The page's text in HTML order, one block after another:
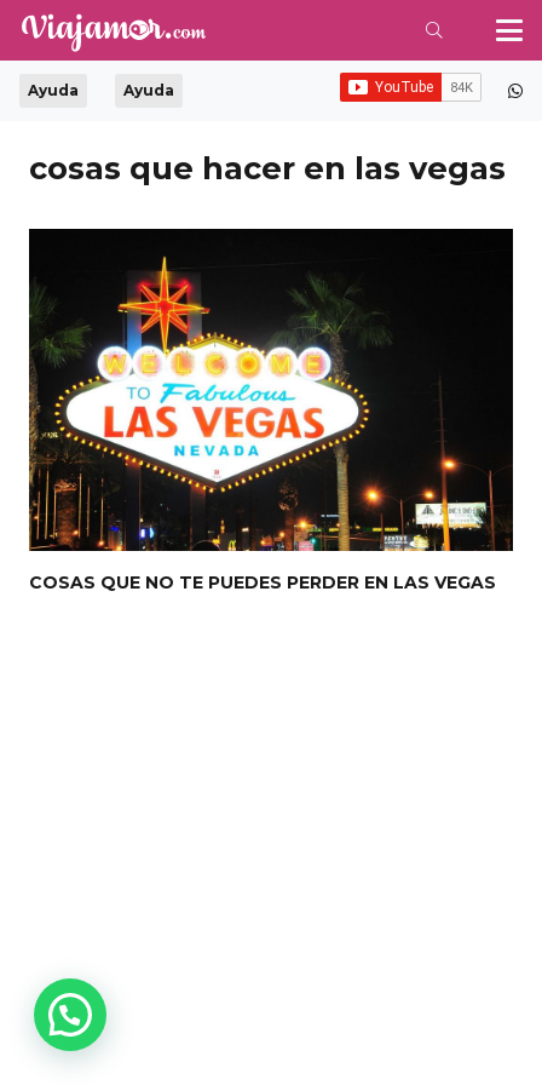
Ayuda Ayuda
cosas que hacer en las vegas
COSAS QUE NO TE PUEDES PERDER EN LAS VEGAS